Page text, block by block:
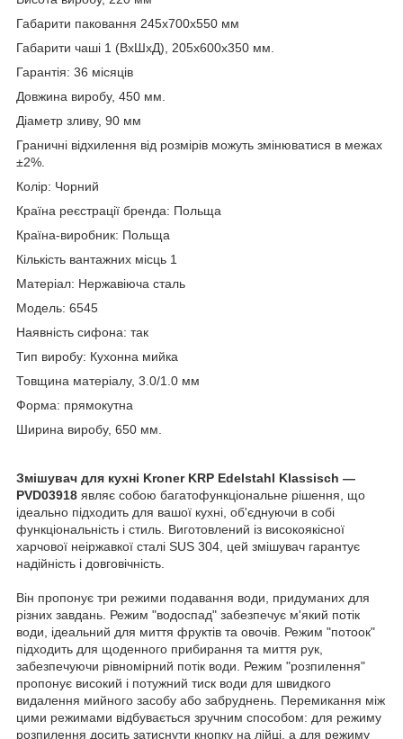
Габарити паковання 245х700х550 мм
Габарити чаші 1 (ВхШхД), 205х600х350 мм.
Гарантія: 36 місяців
Довжина виробу, 450 мм.
Діаметр зливу, 90 мм
Граничні відхилення від розмірів можуть змінюватися в межах
±2%.
Колір: Чорний
Країна реєстрації бренда: Польща
Країна-виробник: Польща
Кількість вантажних місць 1
Матеріал: Нержавіюча сталь
Модель: 6545
Наявність сифона: так
Тип виробу: Кухонна мийка
Товщина матеріалу, 3.0/1.0 мм
Форма: прямокутна
Ширина виробу, 650 мм.
Змішувач для кухні Kroner KRP Edelstahl Klassisch —
PVD03918 являє собою багатофункціональне рішення, що
ідеально підходить для вашої кухні, об'єднуючи в собі
функціональність і стиль. Виготовлений із високоякісної
харчової неіржавкої сталі SUS 304, цей змішувач гарантує
надійність і довговічність.
Він пропонує три режими подавання води, придуманих для
різних завдань. Режим "водоспад" забезпечує м'який потік
води, ідеальний для миття фруктів та овочів. Режим "потоок"
підходить для щоденного прибирання та миття рук,
забезпечуючи рівномірний потік води. Режим "розпилення"
пропонує високий і потужний тиск води для швидкого
видалення мийного засобу або забруднень. Перемикання між
цими режимами відбувається зручним способом: для режиму
розпилення досить затиснути кнопку на лійці, а для режиму